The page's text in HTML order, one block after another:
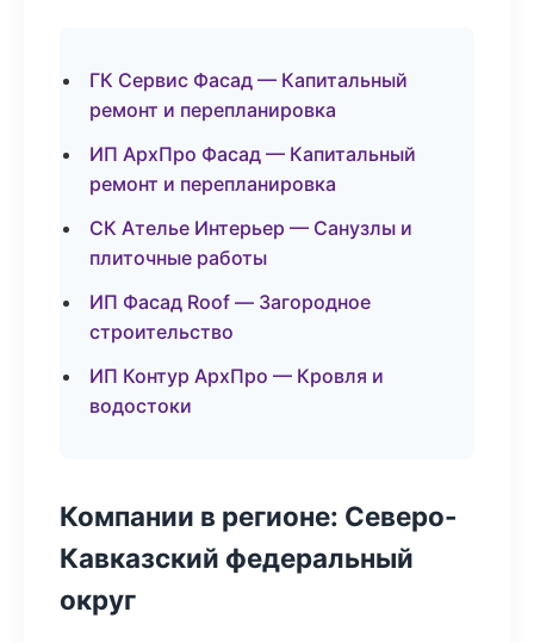
ГК Сервис Фасад — Капитальный
ремонт и перепланировка
ИП АрхПро Фасад — Капитальный
ремонт и перепланировка
СК Ателье Интерьер — Санузлы и
плиточные работы
ИП Фасад Roof — Загородное
строительство
ИП Контур АрхПро — Кровля и
водостоки
Компании в регионе: Северо-
Кавказский федеральный
округ